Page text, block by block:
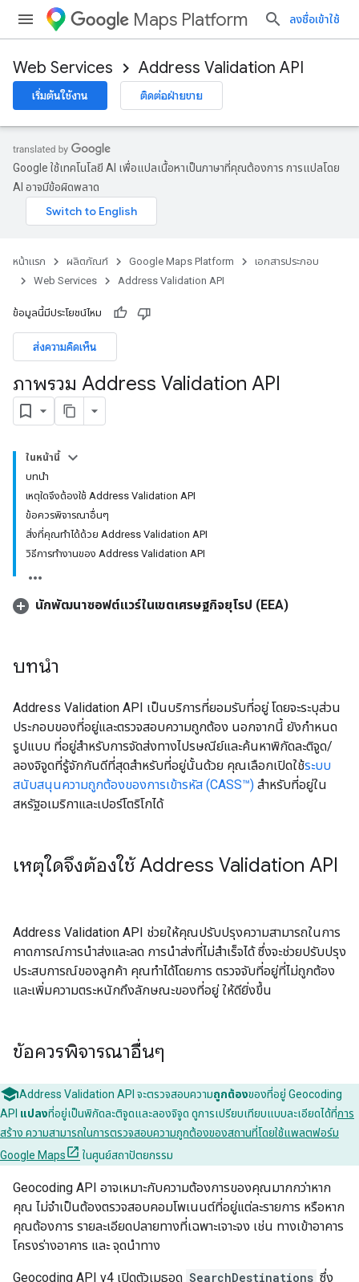
Maps Platform ลงชื่อเข้าใช้
Web Services Address Validation API
เริ่มต้นใช้งาน ติดต่อฝ่ายขาย
Google ใช้เทคโนโลยี AI เพื่อแปลเนื้อหาเป็นภาษาที่คุณต้องการ การแปลโดย
AI อาจมีข้อผิดพลาด
หน้าแรก ผลิตภัณฑ์ Google Maps Platform
เอกสารประกอบ
Web Services
Address Validation API
ข้อมูลนี้มีประโยชน์ไหม
ส่งความคิดเห็น
ภาพรวม Address Validation API
ในหน้านี้
บทนำ
เหตุใดจึงต้องใช้ Address Validation API
ข้อควรพิจารณาอื่นๆ
สิ่งที่คุณทำได้ด้วย Address Validation API
วิธีการทำงานของ Address Validation API
นักพัฒนาซอฟต์แวร์ในเขตเศรษฐกิจยุโรป (EEA)
บทนำ
Address Validation API เป็นบริการที่ยอมรับที่อยู่ โดยจะระบุส่วน
ประกอบของที่อยู่และตรวจสอบความถูกต้อง นอกจากนี้ ยังกำหนด
รูปแบบ ที่อยู่สำหรับการจัดส่งทางไปรษณีย์และค้นหาพิกัดละติจูด/
ลองจิจูดที่รู้จักกันดีที่สุดสำหรับที่อยู่นั้นด้วย คุณเลือกเปิดใช้ระบบ
สนับสนุนความถูกต้องของการเข้ารหัส (CASS™) สำหรับที่อยู่ใน
สหรัฐอเมริกาและเปอร์โตริโกได้
เหตุใดจึงต้องใช้ Address Validation API
Address Validation API ช่วยให้คุณปรับปรุงความสามารถในการ
คาดการณ์การนำส่งและลด การนำส่งที่ไม่สำเร็จได้ ซึ่งจะช่วยปรับปรุง
ประสบการณ์ของลูกค้า คุณทำได้โดยการ ตรวจจับที่อยู่ที่ไม่ถูกต้อง
และเพิ่มความตระหนักถึงลักษณะของที่อยู่ ให้ดียิ่งขึ้น
ข้อควรพิจารณาอื่นๆ
Address Validation API จะตรวจสอบความถูกต้องของที่อยู่ Geocoding
API แปลงที่อยู่เป็นพิกัดละติจูดและลองจิจูด ดูการเปรียบเทียบแบบละเอียดได้ที่การ
สร้าง ความสามารถในการตรวจสอบความถูกต้องของสถานที่โดยใช้แพลตฟอร์ม
Google Maps
ในศูนย์สถาปัตยกรรม
Geocoding API อาจเหมาะกับความต้องการของคุณมากกว่าหาก
คุณ ไม่จำเป็นต้องตรวจสอบคอมโพเนนต์ที่อยู่แต่ละรายการ หรือหาก
คุณต้องการ รายละเอียดปลายทางที่เฉพาะเจาะจง เช่น ทางเข้าอาคาร
โครงร่างอาคาร และ จุดนำทาง
Geocoding API v4 เปิดตัวเมธอด SearchDestinations ซึ่ง